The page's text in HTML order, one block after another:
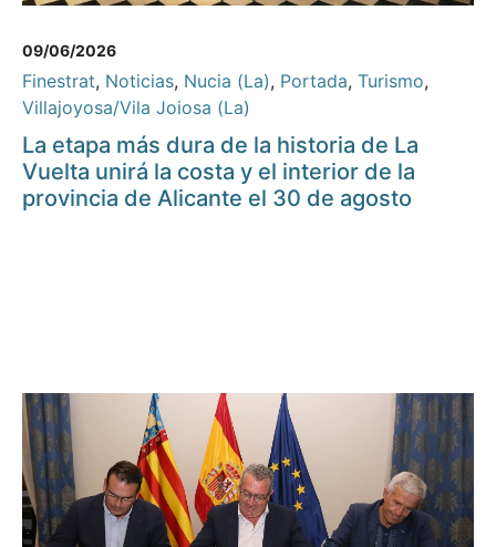
09/06/2026
Finestrat, Noticias, Nucia (La), Portada, Turismo,
Villajoyosa/Vila Joiosa (La)
La etapa más dura de la historia de La
Vuelta unirá la costa y el interior de la
provincia de Alicante el 30 de agosto